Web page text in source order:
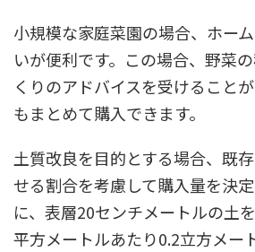
小規模な家庭菜園の場合、ホー
いが便利です。この場合、野菜
くりのアドバイスを受けること
もまとめて購入できます。
土質改良を目的とする場合、既
せる割合を考慮して購入量を決
に、表層20センチメートルの土
平方メートルあたり0.2立方メー